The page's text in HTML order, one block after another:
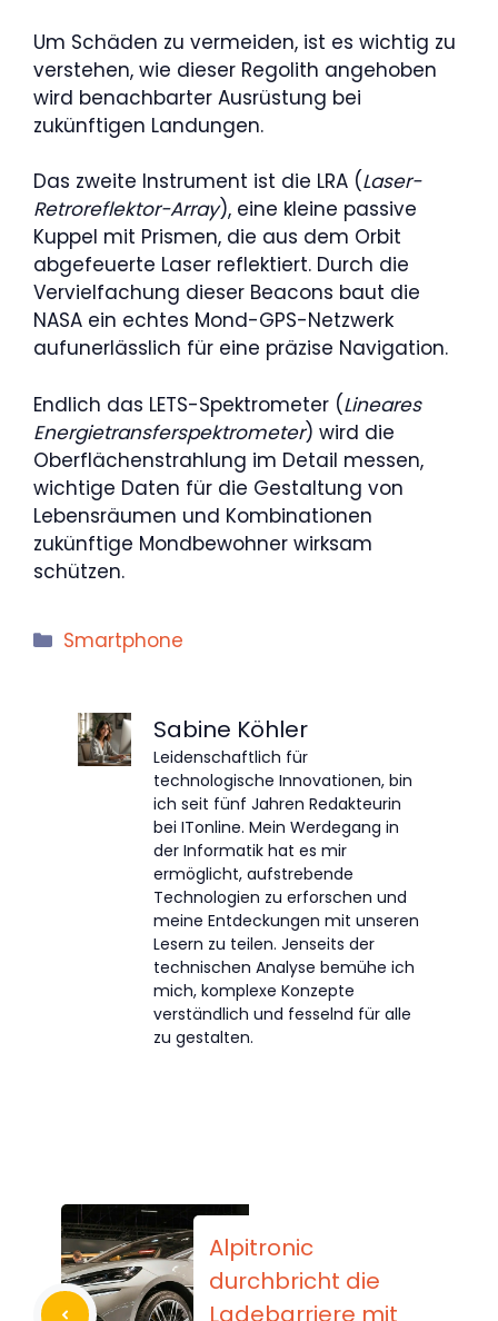
Um Schäden zu vermeiden, ist es wichtig zu
verstehen, wie dieser Regolith angehoben
wird benachbarter Ausrüstung bei
zukünftigen Landungen.
Das zweite Instrument ist die LRA (Laser-
Retroreflektor-Array), eine kleine passive
Kuppel mit Prismen, die aus dem Orbit
abgefeuerte Laser reflektiert. Durch die
Vervielfachung dieser Beacons baut die
NASA ein echtes Mond-GPS-Netzwerk
aufunerlässlich für eine präzise Navigation.
Endlich das LETS-Spektrometer (Lineares
Energietransferspektrometer) wird die
Oberflächenstrahlung im Detail messen,
wichtige Daten für die Gestaltung von
Lebensräumen und Kombinationen
zukünftige Mondbewohner wirksam
schützen.
Kategorien
Smartphone
Sabine Köhler
Leidenschaftlich für
technologische Innovationen, bin
ich seit fünf Jahren Redakteurin
bei ITonline. Mein Werdegang in
der Informatik hat es mir
ermöglicht, aufstrebende
Technologien zu erforschen und
meine Entdeckungen mit unseren
Lesern zu teilen. Jenseits der
technischen Analyse bemühe ich
mich, komplexe Konzepte
verständlich und fesselnd für alle
zu gestalten.
Alpitronic
durchbricht die
Ladebarriere mit